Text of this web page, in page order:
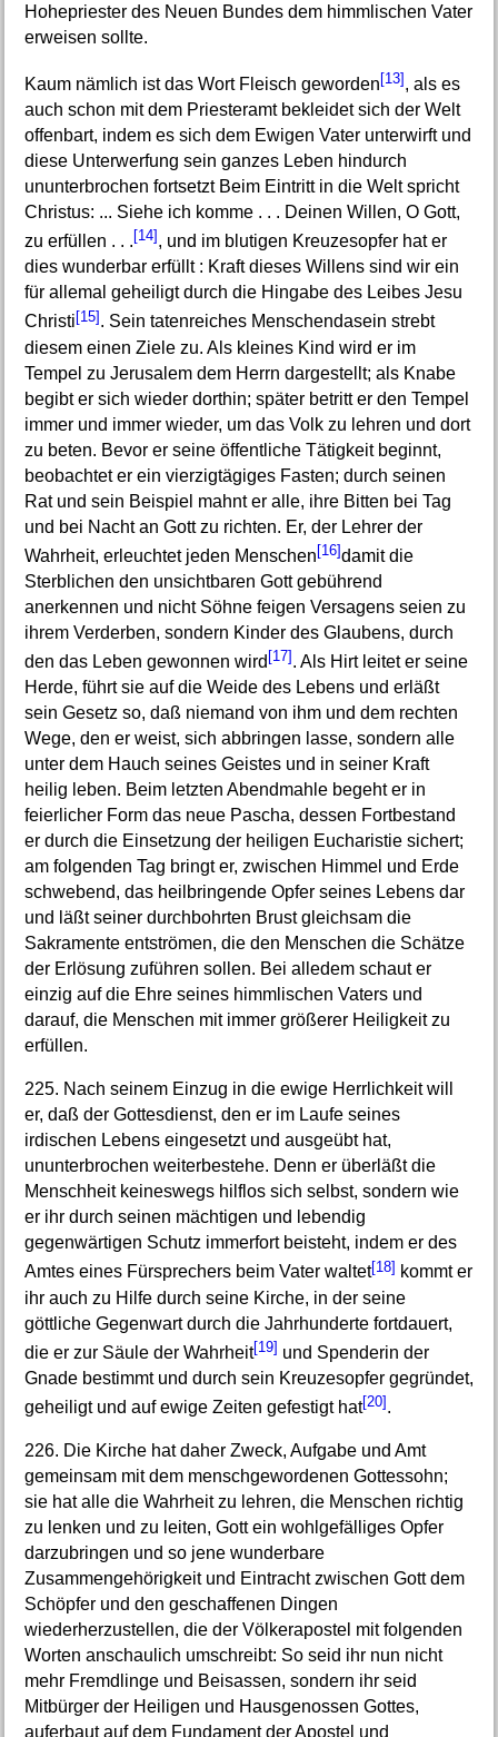
Hohepriester des Neuen Bundes dem himmlischen Vater
erweisen sollte.
Kaum nämlich ist das Wort Fleisch geworden[13], als es
auch schon mit dem Priesteramt bekleidet sich der Welt
offenbart, indem es sich dem Ewigen Vater unterwirft und
diese Unterwerfung sein ganzes Leben hindurch
ununterbrochen fortsetzt Beim Eintritt in die Welt spricht
Christus: ... Siehe ich komme . . . Deinen Willen, O Gott,
zu erfüllen . . . [14] , und im blutigen Kreuzesopfer hat er
dies wunderbar erfüllt : Kraft dieses Willens sind wir ein
für allemal geheiligt durch die Hingabe des Leibes Jesu
Christi[15]. Sein tatenreiches Menschendasein strebt
diesem einen Ziele zu. Als kleines Kind wird er im
Tempel zu Jerusalem dem Herrn dargestellt; als Knabe
begibt er sich wieder dorthin; später betritt er den Tempel
immer und immer wieder, um das Volk zu lehren und dort
zu beten. Bevor er seine öffentliche Tätigkeit beginnt,
beobachtet er ein vierzigtägiges Fasten; durch seinen
Rat und sein Beispiel mahnt er alle, ihre Bitten bei Tag
und bei Nacht an Gott zu richten. Er, der Lehrer der
Wahrheit, erleuchtet jeden Menschen[16]damit die
Sterblichen den unsichtbaren Gott gebührend
anerkennen und nicht Söhne feigen Versagens seien zu
ihrem Verderben, sondern Kinder des Glaubens, durch
den das Leben gewonnen wird [17] . Als Hirt leitet er seine
Herde, führt sie auf die Weide des Lebens und erläßt
sein Gesetz so, daß niemand von ihm und dem rechten
Wege, den er weist, sich abbringen lasse, sondern alle
unter dem Hauch seines Geistes und in seiner Kraft
heilig leben. Beim letzten Abendmahle begeht er in
feierlicher Form das neue Pascha, dessen Fortbestand
er durch die Einsetzung der heiligen Eucharistie sichert;
am folgenden Tag bringt er, zwischen Himmel und Erde
schwebend, das heilbringende Opfer seines Lebens dar
und läßt seiner durchbohrten Brust gleichsam die
Sakramente entströmen, die den Menschen die Schätze
der Erlösung zuführen sollen. Bei alledem schaut er
einzig auf die Ehre seines himmlischen Vaters und
darauf, die Menschen mit immer größerer Heiligkeit zu
erfüllen.
225. Nach seinem Einzug in die ewige Herrlichkeit will
er, daß der Gottesdienst, den er im Laufe seines
irdischen Lebens eingesetzt und ausgeübt hat,
ununterbrochen weiterbestehe. Denn er überläßt die
Menschheit keineswegs hilflos sich selbst, sondern wie
er ihr durch seinen mächtigen und lebendig
gegenwärtigen Schutz immerfort beisteht, indem er des
Amtes eines Fürsprechers beim Vater waltet[18] kommt er
ihr auch zu Hilfe durch seine Kirche, in der seine
göttliche Gegenwart durch die Jahrhunderte fortdauert,
die er zur Säule der Wahrheit[19] und Spenderin der
Gnade bestimmt und durch sein Kreuzesopfer gegründet,
geheiligt und auf ewige Zeiten gefestigt hat[20] .
226. Die Kirche hat daher Zweck, Aufgabe und Amt
gemeinsam mit dem menschgewordenen Gottessohn;
sie hat alle die Wahrheit zu lehren, die Menschen richtig
zu lenken und zu leiten, Gott ein wohlgefälliges Opfer
darzubringen und so jene wunderbare
Zusammengehörigkeit und Eintracht zwischen Gott dem
Schöpfer und den geschaffenen Dingen
wiederherzustellen, die der Völkerapostel mit folgenden
Worten anschaulich umschreibt: So seid ihr nun nicht
mehr Fremdlinge und Beisassen, sondern ihr seid
Mitbürger der Heiligen und Hausgenossen Gottes,
auferbaut auf dem Fundament der Apostel und